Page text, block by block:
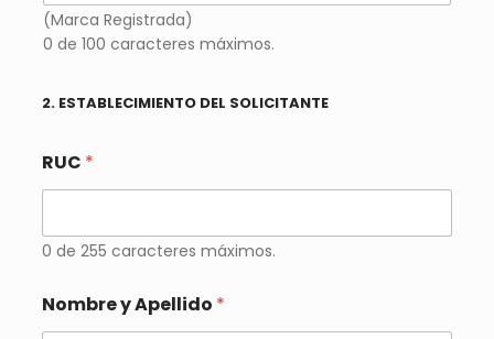
(Marca Registrada)
0 de 100 caracteres máximos.
2. ESTABLECIMIENTO DEL SOLICITANTE
RUC *
0 de 255 caracteres máximos.
Nombre y Apellido *